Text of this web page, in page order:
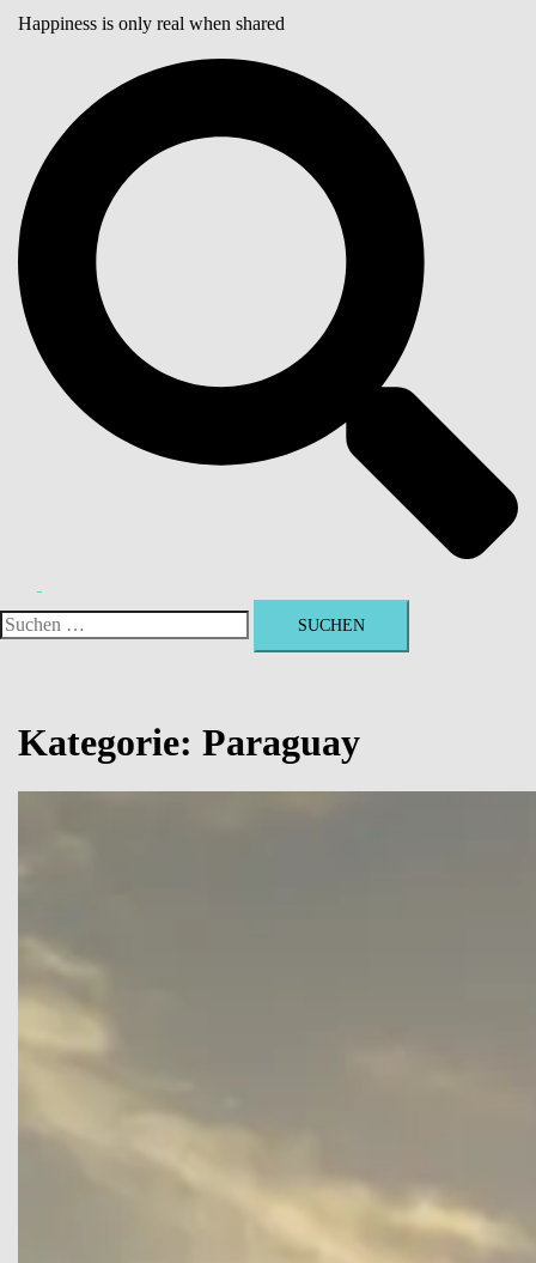
Happiness is only real when shared
Suchen
Kategorie: Paraguay